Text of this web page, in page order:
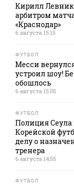
Кирилл
арбитром
«Краснодар»
6 августа 15:15
ФУТБОЛ
Месси
устроил шоу!
обошлось
6 августа 15:05
ФУТБОЛ
Полиция Сеула
Корейской
делу о
тренера
6 августа 14:55
ФУТБОЛ